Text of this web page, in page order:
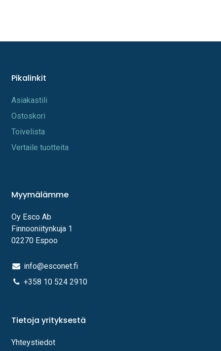
Pikalinkit
A​s​iakastili
Os​toskori
Toi​velista
Vertaile tuotteita
Myymälämme
Oy Esco Ab
Finnooniitynkuja 1
02270 Espoo
info@esconet.fi
+358 10 524 2910
Tietoja yrityksestä
Yhteystiedot